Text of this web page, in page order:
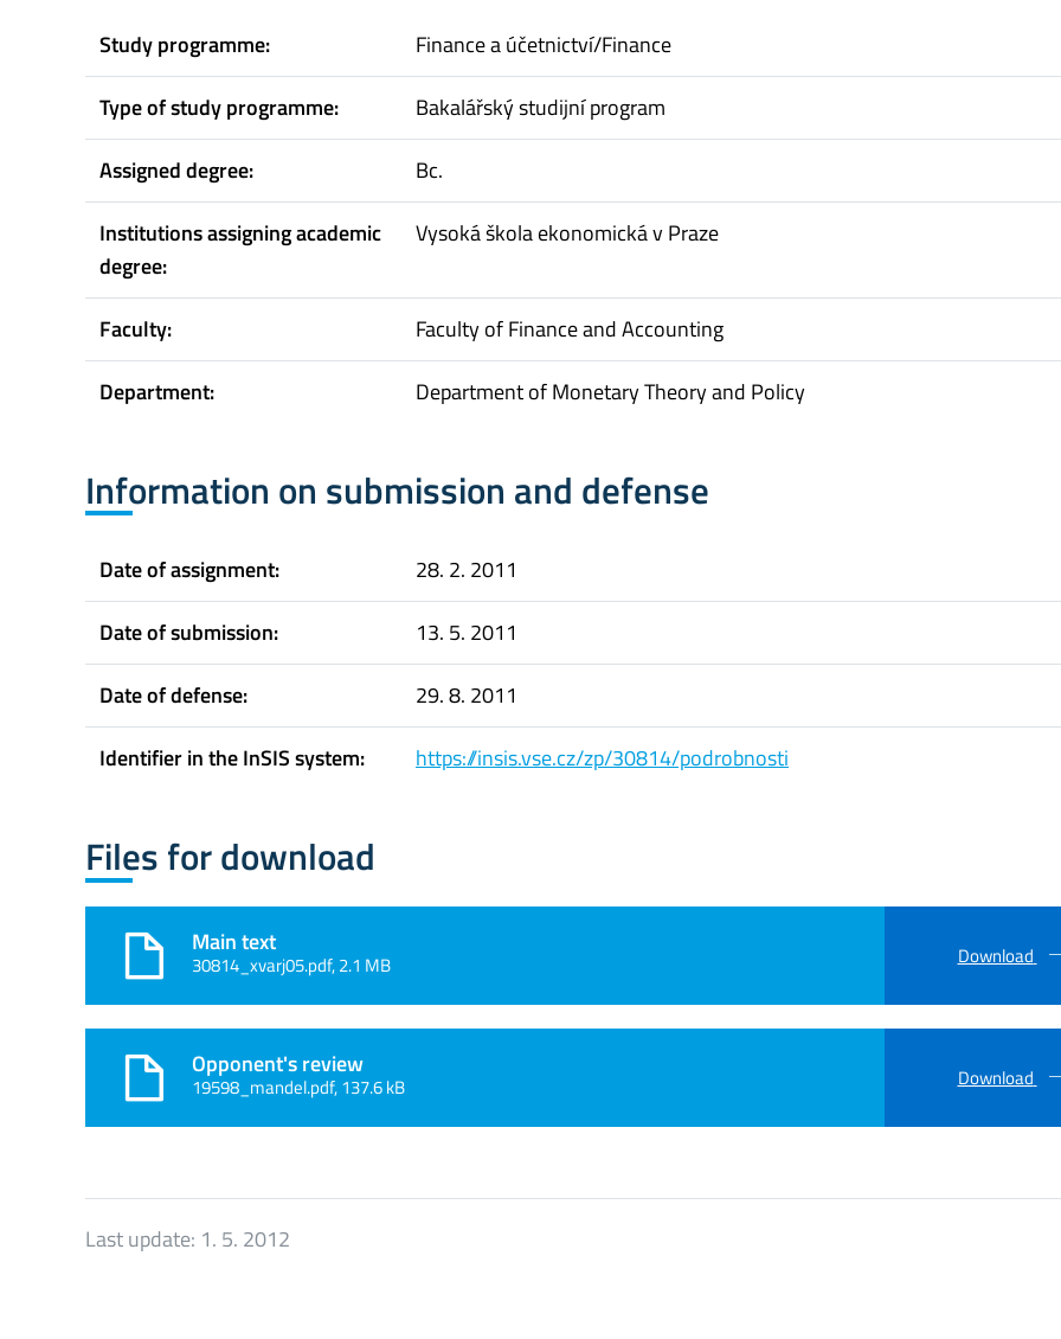
Study programme:
Finance a účetnictví/Finance
Type of study programme:
Bakalářský studijní program
Assigned degree:
Bc.
Institutions assigning academic
degree:
Vysoká škola ekonomická v Praze
Faculty:
Faculty of Finance and Accounting
Department:
Department of Monetary Theory and Policy
Information on submission and defense
Date of assignment:
28. 2. 2011
Date of submission:
13. 5. 2011
Date of defense:
29. 8. 2011
Identifier in the InSIS system:
https://insis.vse.cz/zp/30814/podrobnosti
Files for download
Main text
30814_xvarj05.pdf, 2.1 MB Download
Opponent's review
19598_mandel.pdf, 137.6 kB Download
Last update: 1. 5. 2012